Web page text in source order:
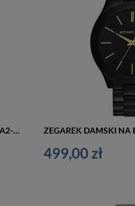
ZEGAREK NA PASKU G. ROSSI - E11706A2-6F2 (zg336d) + BOX
499,00 zł